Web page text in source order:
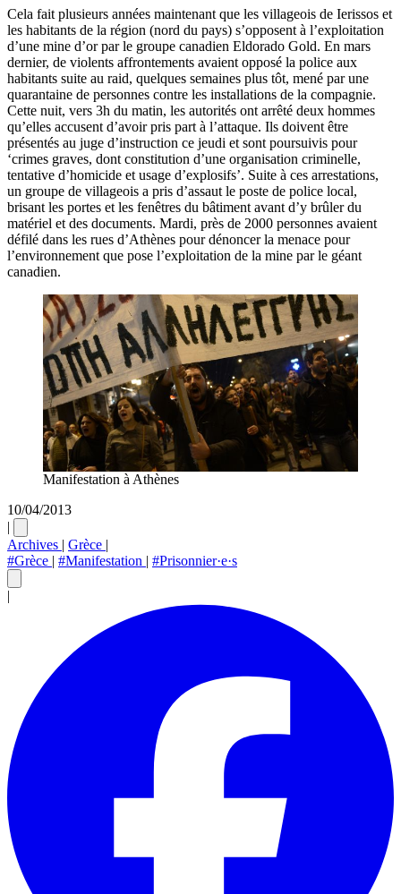
Cela fait plusieurs années maintenant que les villageois de Ierissos et
les habitants de la région (nord du pays) s’opposent à l’exploitation
d’une mine d’or par le groupe canadien Eldorado Gold. En mars
dernier, de violents affrontements avaient opposé la police aux
habitants suite au raid, quelques semaines plus tôt, mené par une
quarantaine de personnes contre les installations de la compagnie.
Cette nuit, vers 3h du matin, les autorités ont arrêté deux hommes
qu’elles accusent d’avoir pris part à l’attaque. Ils doivent être
présentés au juge d’instruction ce jeudi et sont poursuivis pour
‘crimes graves, dont constitution d’une organisation criminelle,
tentative d’homicide et usage d’explosifs’. Suite à ces arrestations,
un groupe de villageois a pris d’assaut le poste de police local,
brisant les portes et les fenêtres du bâtiment avant d’y brûler du
matériel et des documents. Mardi, près de 2000 personnes avaient
défilé dans les rues d’Athènes pour dénoncer la menace pour
l’environnement que pose l’exploitation de la mine par le géant
canadien.
Manifestation à Athènes
10/04/2013
|
Archives | Grèce |
#Grèce | #Manifestation | #Prisonnier·e·s
|